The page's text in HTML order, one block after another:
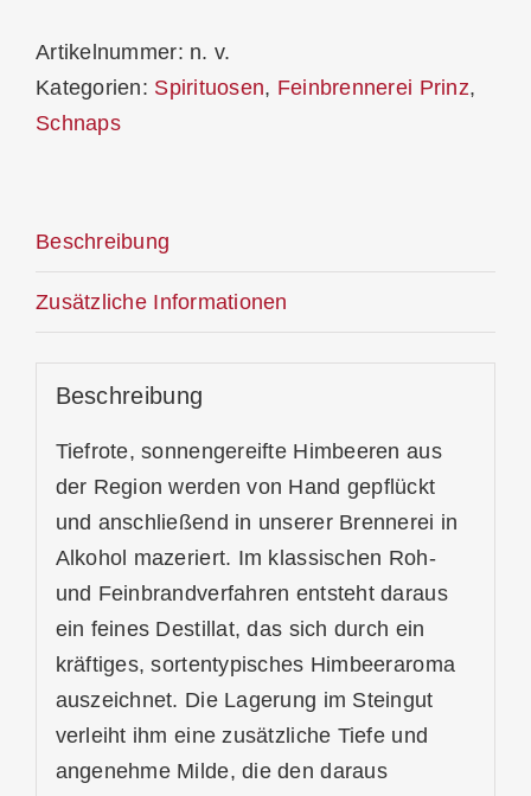
Artikelnummer: n. v.
Kategorien: Spirituosen, Feinbrennerei Prinz,
Schnaps
Beschreibung
Zusätzliche Informationen
Beschreibung
Tiefrote, sonnengereifte Himbeeren aus
der Region werden von Hand gepflückt
und anschließend in unserer Brennerei in
Alkohol mazeriert. Im klassischen Roh-
und Feinbrandverfahren entsteht daraus
ein feines Destillat, das sich durch ein
kräftiges, sortentypisches Himbeeraroma
auszeichnet. Die Lagerung im Steingut
verleiht ihm eine zusätzliche Tiefe und
angenehme Milde, die den daraus